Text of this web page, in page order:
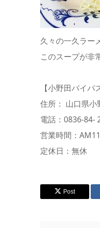
久々の一久ラー
このスープが非
【小野田バイパ
住所： 山口県小
電話：0836-84-
営業時間：
定休日：無休
Post